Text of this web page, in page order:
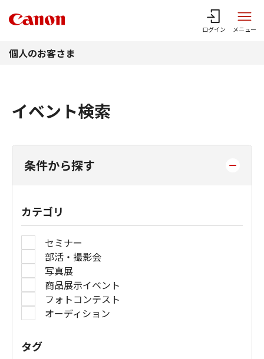
ログイン メニュー
個人のお客さま
イベント検索
条件から探す
カテゴリ
セミナー
部活・撮影会
写真展
商品展示イベント
フォトコンテスト
オーディション
タグ